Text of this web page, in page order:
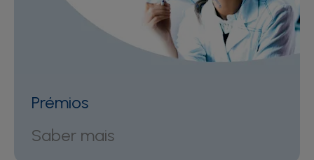
Prémios
Saber mais